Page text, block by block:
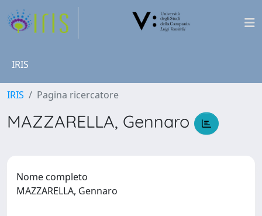
IRIS
IRIS Pagina ricercatore
MAZZARELLA, Gennaro
Nome completo
MAZZARELLA, Gennaro